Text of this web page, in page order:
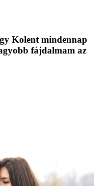
Kolent mindennap
fájdalmam az